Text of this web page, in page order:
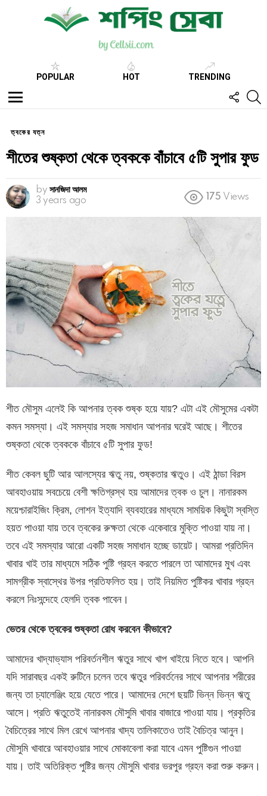
POPULAR HOT TRENDING
Menu
US
ত্বকের যত্ন
শীতের শুষ্কতা থেকে ত্বককে বাঁচাবে ৫টি সুপার ফুড
by সানজিদা আলম
3 years ago
175 Views
শীত মৌসুম এলেই কি আপনার ত্বক শুষ্ক হয়ে যায়? এটা এই মৌসুমের একটা
কমন সমস্যা। এই সমস্যার সহজ সমাধান আপনার ঘরেই আছে। শীতের
শুষ্কতা থেকে ত্বককে বাঁচাবে ৫টি সুপার ফুড!
শীত কেবল ছুটি আর আলস্যের ঋতু নয়, শুষ্কতার ঋতুও। এই ঠান্ডা বিরস
আবহাওয়ায় সবচেয়ে বেশী ক্ষতিগ্রস্থ হয় আমাদের ত্বক ও চুল। নানারকম
ময়েশ্চারাইজিং ক্রিম, লোশন ইত্যাদি ব্যবহারের মাধ্যমে সাময়িক কিছুটা স্বস্তি
হয়ত পাওয়া যায় তবে ত্বকের রুক্ষতা থেকে একেবারে মুক্তি পাওয়া যায় না।
তবে এই সমস্যার আরো একটি সহজ সমাধান হচ্ছে ডায়েট। আমরা প্রতিদিন
খাবার খাই তার মাধ্যমে সঠিক পুষ্টি গ্রহন করতে পারলে তা আমাদের মুখ এবং
সামগ্রীক স্বাস্থের উপর প্রতিফলিত হয়। তাই নিয়মিত পুষ্টিকর খাবার গ্রহন
করলে নিঃসন্দেহে হেলদি ত্বক পাবেন।
ভেতর থেকে ত্বকের শুষ্কতা রোধ করবেন কীভাবে?
আমাদের খাদ্যাভ্যাস পরিবর্তনশীল ঋতুর সাথে খাপ খাইয়ে নিতে হবে। আপনি
যদি সারাবছর একই রুটিনে চলেন তবে ঋতুর পরিবর্তনের সাথে আপনার শরীরের
জন্য তা চ্যালেঞ্জিং হয়ে যেতে পারে। আমাদের দেশে ছয়টি ভিন্ন ভিন্ন ঋতু
আসে। প্রতি ঋতুতেই নানারকম মৌসুমি খাবার বাজারে পাওয়া যায়। প্রকৃতির
বৈচিত্রের সাথে মিল রেখে আপনার খাদ্য তালিকাতেও তাই বৈচিত্র আনুন।
মৌসুমি খাবারে আবহাওয়ার সাথে মোকাবেলা করা যাবে এমন পুষ্টিগুন পাওয়া
যায়। তাই অতিরিক্ত পুষ্টির জন্য মৌসুমি খাবার ভরপুর গ্রহন করা শুরু করুন।